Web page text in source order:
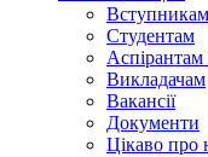
Вступникам
Студентам
Аспірантам
Викладачам
Вакансії
Документи
Цікаво про